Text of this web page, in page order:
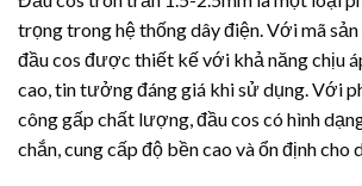
trọng trong hệ thống dây điện. Với mã
đầu cos được thiết kế với khả năng chịu
cao, tin tưởng đáng giá khi sử dụng. Với
công gấp chất lượng, đầu cos có hình
chắn, cung cấp độ bền cao và ổn định cho